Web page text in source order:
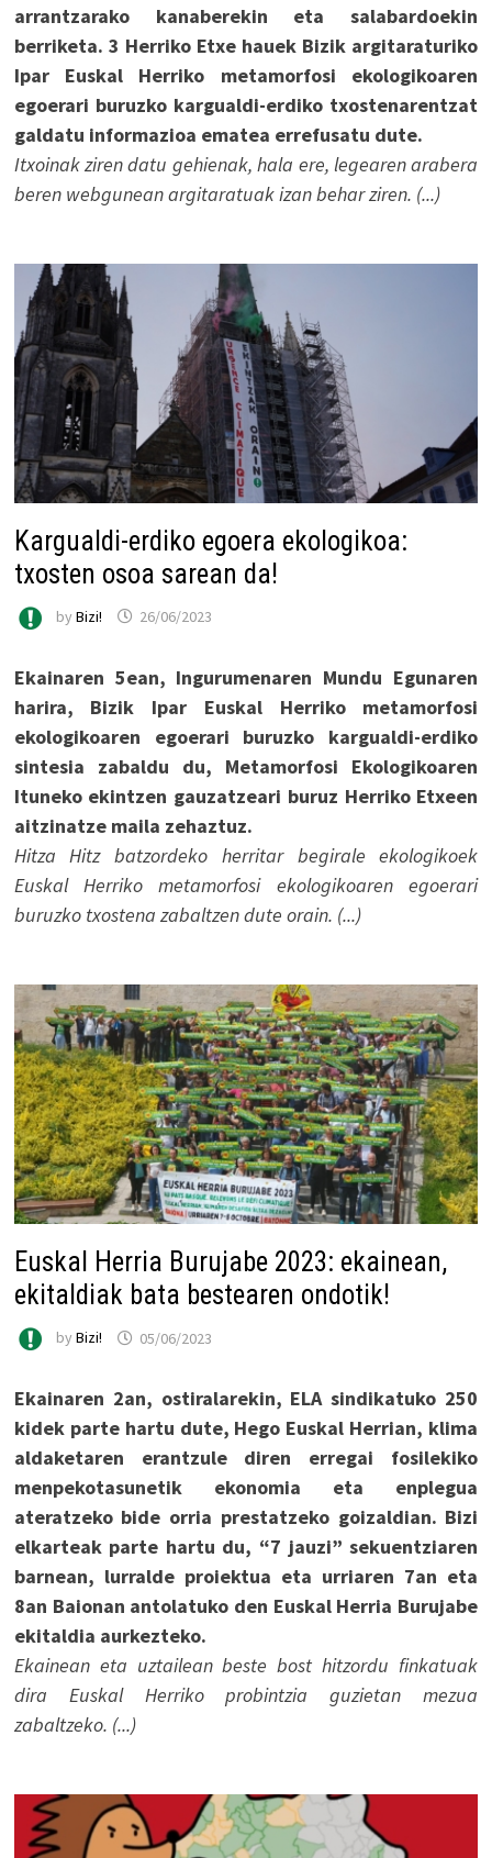
arrantzarako kanaberekin eta salabardoekin
berriketa. 3 Herriko Etxe hauek Bizik argitaraturiko
Ipar Euskal Herriko metamorfosi ekologikoaren
egoerari buruzko kargualdi-erdiko txostenarentzat
galdatu informazioa ematea errefusatu dute.
Itxoinak ziren datu gehienak, hala ere, legearen arabera
beren webgunean argitaratuak izan behar ziren. (...)
Kargualdi-erdiko egoera ekologikoa:
txosten osoa sarean da!
by Bizi! 26/06/2023
Ekainaren 5ean, Ingurumenaren Mundu Egunaren
harira, Bizik Ipar Euskal Herriko metamorfosi
ekologikoaren egoerari buruzko kargualdi-erdiko
sintesia zabaldu du, Metamorfosi Ekologikoaren
Ituneko ekintzen gauzatzeari buruz Herriko Etxeen
aitzinatze maila zehaztuz.
Hitza Hitz batzordeko herritar begirale ekologikoek
Euskal Herriko metamorfosi ekologikoaren egoerari
buruzko txostena zabaltzen dute orain. (...)
Euskal Herria Burujabe 2023: ekainean,
ekitaldiak bata bestearen ondotik!
by Bizi! 05/06/2023
Ekainaren 2an, ostiralarekin, ELA sindikatuko 250
kidek parte hartu dute, Hego Euskal Herrian, klima
aldaketaren erantzule diren erregai fosilekiko
menpekotasunetik ekonomia eta enplegua
ateratzeko bide orria prestatzeko goizaldian. Bizi
elkarteak parte hartu du, “7 jauzi” sekuentziaren
barnean, lurralde proiektua eta urriaren 7an eta
8an Baionan antolatuko den Euskal Herria Burujabe
ekitaldia aurkezteko.
Ekainean eta uztailean beste bost hitzordu finkatuak
dira Euskal Herriko probintzia guzietan mezua
zabaltzeko. (...)